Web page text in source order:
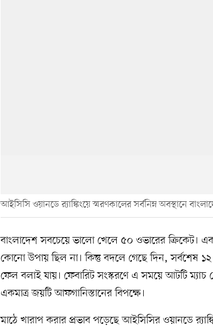
আইসিসি ওয়ানডে র‍্যাঙ্কিংয়ে স্মরণকালের সর্বনিম্ন অবস্থানে
বাংলাদেশ সবচেয়ে ভালো খেলে ৫০ ওভারের ক্রিকেট।
কোনো উপায় ছিল না। কিন্তু বদলে গেছে দিন, সর্বশেষ ১২
ফেল বলাই যায়। ফেবারিট সংস্করণে এ সময়ে আটটি ম্যাচ
একমাত্র জয়টি আফগানিস্তানের বিপক্ষে।
মাঠে খারাপ করার প্রভাব পড়েছে আইসিসির ওয়ানডে